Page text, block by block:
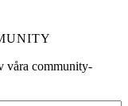
våra community-